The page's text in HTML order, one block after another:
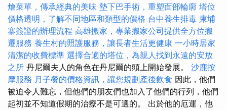
燴菜單，傳承經典的美味 墊下巴手術，重塑面部輪廓 塔位
價格透明，了解不同地區和類型的價格 台中養生排毒 柬埔
寨簽證的辦理流程 高雄搬家，專業搬家公司提供全方位搬
遷服務 養生村的照護服務，讓長者生活更健康 一小時居家
清潔的收費標準 選擇合適的塔位，為親人找到永遠的安放
之所 丹尼爾夫人的角色在丹尼爾的頭上開始發展。 沙鹿按
摩服務 月子餐的價格資訊，讓您規劃產後飲食 因此，他們
被迫令人難忘，但他們的朋友們也加入了他們的行列，他們
起初並不知道假期的治療不是可選的。 出於他的厄運，他